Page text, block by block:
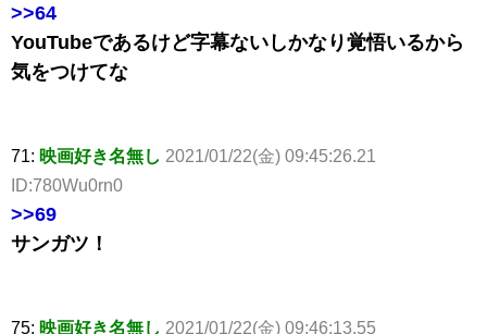
>>64
YouTubeであるけど字幕ないしかなり覚悟いるから
気をつけてな
71: 映画好き名無し 2021/01/22(金) 09:45:26.21
ID:780Wu0rn0
>>69
サンガツ！
75: 映画好き名無し 2021/01/22(金) 09:46:13.55